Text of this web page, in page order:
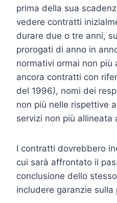
prima della sua
vedere contratti
durare due o tre anni,
prorogati di anno in
normativi ormai non più
ancora contratti con
del 1996), nomi dei
non più nelle rispettive
servizi non più allineata
I contratti dovrebbero
cui sarà affrontato il
conclusione dello
includere garanzie